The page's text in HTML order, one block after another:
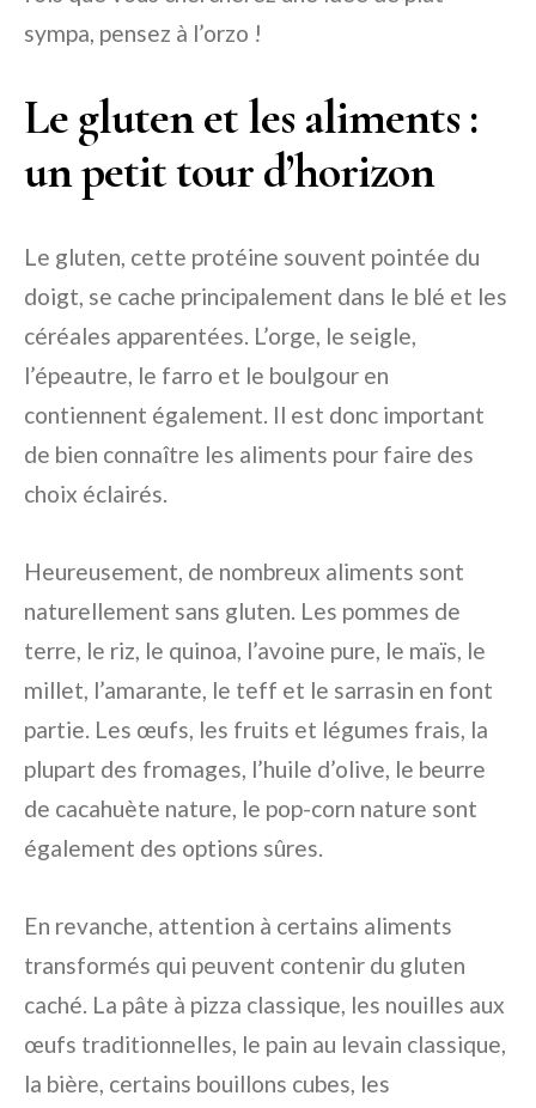
sympa, pensez à l’orzo !
Le gluten et les aliments :
un petit tour d’horizon
Le gluten, cette protéine souvent pointée du
doigt, se cache principalement dans le blé et les
céréales apparentées. L’orge, le seigle,
l’épeautre, le farro et le boulgour en
contiennent également. Il est donc important
de bien connaître les aliments pour faire des
choix éclairés.
Heureusement, de nombreux aliments sont
naturellement sans gluten. Les pommes de
terre, le riz, le quinoa, l’avoine pure, le maïs, le
millet, l’amarante, le teff et le sarrasin en font
partie. Les œufs, les fruits et légumes frais, la
plupart des fromages, l’huile d’olive, le beurre
de cacahuète nature, le pop-corn nature sont
également des options sûres.
En revanche, attention à certains aliments
transformés qui peuvent contenir du gluten
caché. La pâte à pizza classique, les nouilles aux
œufs traditionnelles, le pain au levain classique,
la bière, certains bouillons cubes, les